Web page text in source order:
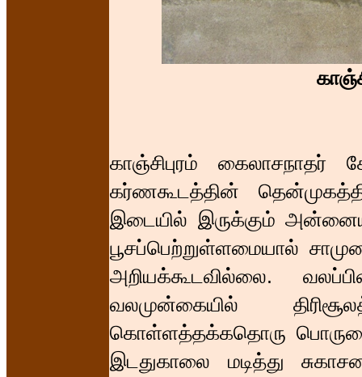
காஞ்சிபுரம்
கர்ணகூடத்தின்
இடையில் இருக்கும்
பூசப்பெற்றுள்ளமையால்
அறியக்கூடவில்லை.
வலமுன்கையில்
கொள்ளத்தக்கதொரு
இடதுகாலை மடித்து